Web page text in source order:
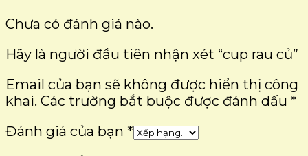
Chưa có đánh giá nào.
Hãy là người đầu tiên nhận xét “cup rau củ”
Email của bạn sẽ không được hiển thị công
khai. Các trường bắt buộc được đánh dấu *
Đánh giá của bạn *